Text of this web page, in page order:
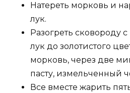
Натереть морковь и
лук.
Разогреть сковороду
лук до золотистого
морковь, через две
пасту, измельченный
Все вместе жарить